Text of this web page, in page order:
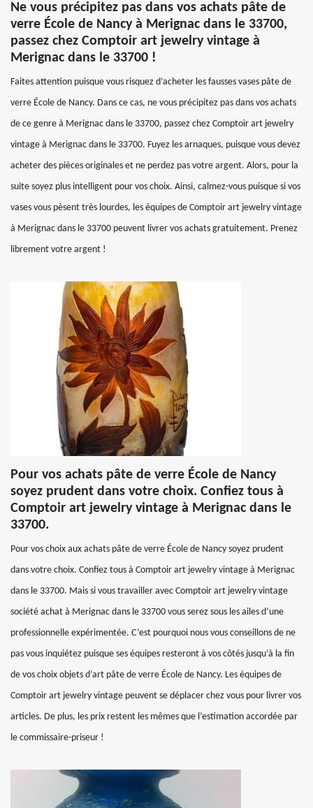
Ne vous précipitez pas dans vos achats pâte de
verre École de Nancy à Merignac dans le 33700,
passez chez Comptoir art jewelry vintage à
Merignac dans le 33700 !
Faites attention puisque vous risquez d’acheter les fausses vases pâte de
verre École de Nancy. Dans ce cas, ne vous précipitez pas dans vos achats
de ce genre à Merignac dans le 33700, passez chez Comptoir art jewelry
vintage à Merignac dans le 33700. Fuyez les arnaques, puisque vous devez
acheter des pièces originales et ne perdez pas votre argent. Alors, pour la
suite soyez plus intelligent pour vos choix. Ainsi, calmez-vous puisque si vos
vases vous pèsent très lourdes, les équipes de Comptoir art jewelry vintage
à Merignac dans le 33700 peuvent livrer vos achats gratuitement. Prenez
librement votre argent !
Pour vos achats pâte de verre École de Nancy
soyez prudent dans votre choix. Confiez tous à
Comptoir art jewelry vintage à Merignac dans le
33700.
Pour vos choix aux achats pâte de verre École de Nancy soyez prudent
dans votre choix. Confiez tous à Comptoir art jewelry vintage à Merignac
dans le 33700. Mais si vous travailler avec Comptoir art jewelry vintage
société achat à Merignac dans le 33700 vous serez sous les ailes d’une
professionnelle expérimentée. C’est pourquoi nous vous conseillons de ne
pas vous inquiétez puisque ses équipes resteront à vos côtés jusqu’à la fin
de vos choix objets d’art pâte de verre École de Nancy. Les équipes de
Comptoir art jewelry vintage peuvent se déplacer chez vous pour livrer vos
articles. De plus, les prix restent les mêmes que l’estimation accordée par
le commissaire-priseur !